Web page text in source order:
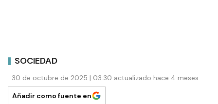
SOCIEDAD
30 de octubre de 2025 | 03:30 actualizado hace 4 meses
Añadir como fuente en